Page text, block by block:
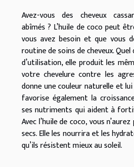
Avez-vous des cheveux
abîmés ? L’huile de coco peut
vous avez besoin et que vous
routine de soins de cheveux.
d’utilisation, elle produit les
votre chevelure contre les
donne une couleur naturelle et
favorise également la
ses nutriments qui aident à
Avec l’huile de coco, vous
secs. Elle les nourrira et les
qu’ils résistent mieux au soleil.